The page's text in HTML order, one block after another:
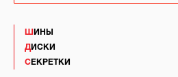
ШИНЫ
ДИСКИ
СЕКРЕТКИ